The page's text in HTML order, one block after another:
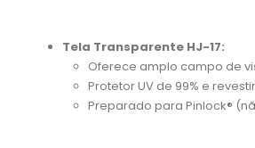
Tela Transparente HJ-17:
Oferece amplo campo de
Protetor UV de 99% e
Preparado para Pinlock®